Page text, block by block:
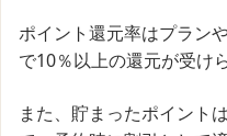
ポイント還元率はプラン
で10％以上の還元が受け
また、貯まったポイント